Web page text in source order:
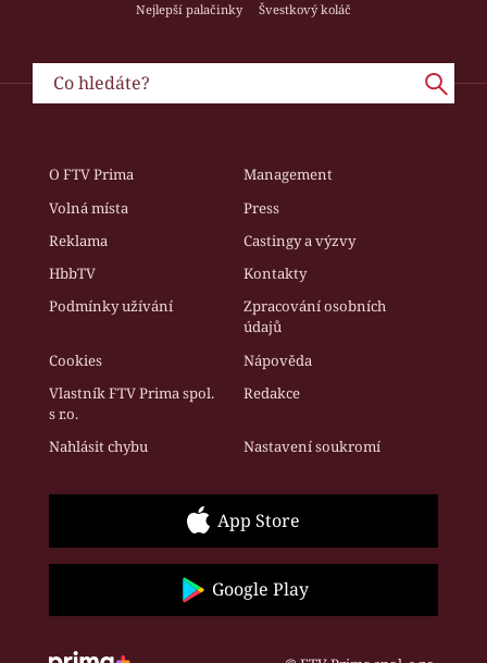
Nejlepší palačinky
Švestkový koláč
O FTV Prima
Management
Volná místa
Press
Reklama
Castingy a výzvy
HbbTV
Kontakty
Podmínky užívání
Zpracování osobních
údajů
Cookies
Nápověda
Vlastník FTV Prima spol.
s r.o.
Redakce
Nahlásit chybu Nastavení soukromí
App Store
Google Play